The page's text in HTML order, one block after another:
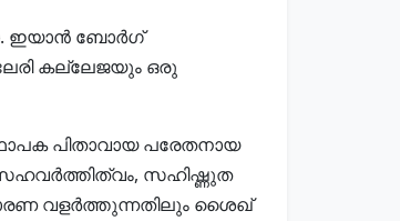
ഇയാൻ ബോർഗ്
കല്ലേജയും ഒരു
പിതാവായ പരേതനായ
സഹിഷ്ണുത
ധാരണ വളർത്തുന്നതിലും ശൈഖ്